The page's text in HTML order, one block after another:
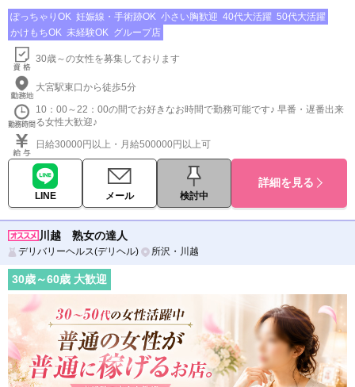
ぽっちゃりOK 妊娠線・手術跡OK 小さい胸歓迎 40代大活躍 50代大活躍
かけもちOK 未経験OK グループ店
30歳～の女性を募集しております
大宮駅東口から徒歩5分
10：00～22：00の間でお好きなお時間で勤務可能です♪ 早番・遅番出来
る女性大歓迎♪
日給30000円以上・月給500000円以上可
LINE メール 検討中
詳細を見る
川越 熟女の達人
デリバリーヘルス(デリヘル) 所沢・川越
30歳～60歳 大歓迎